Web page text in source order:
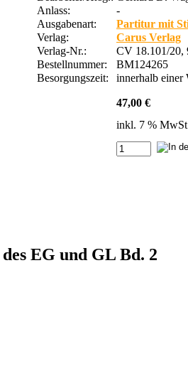
Anlass:
-
Ausgabenart:
Partitur mit
Verlag:
Carus Verlag
Verlag-Nr.:
CV 18.101/20,
Bestellnummer:
BM124265
Besorgungszeit:
innerhalb einer
47,00 €
inkl. 7 %
EG und GL Bd. 2